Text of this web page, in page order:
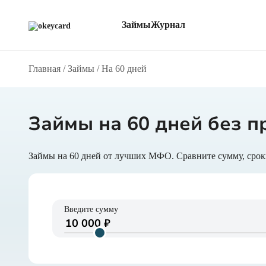
ЗаймыЖурнал
Главная /Займы /На 60 дней
Займы на 60 дней без
Введите сумму